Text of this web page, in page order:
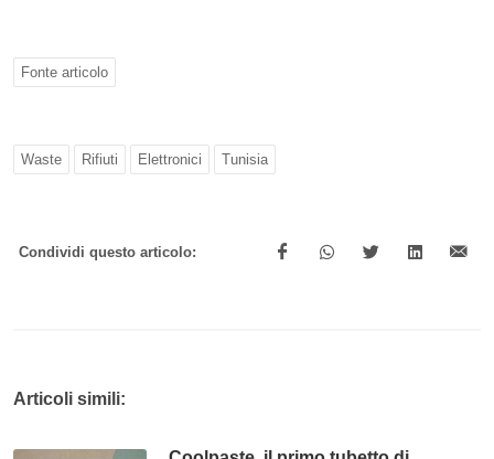
Fonte articolo
Waste Rifiuti Elettronici Tunisia
Condividi questo articolo:
Articoli simili: